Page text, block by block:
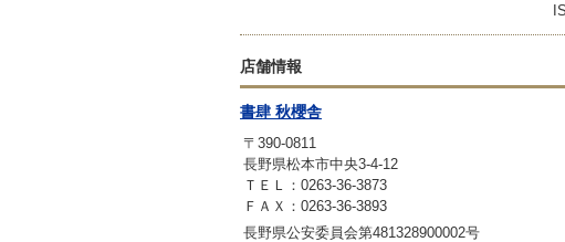
店舗情報
書肆 秋櫻舎
〒390-0811
長野県松本市中央3-4-12
ＴＥＬ：0263-36-3873
ＦＡＸ：0263-36-3893
長野県公安委員会第481328900002号